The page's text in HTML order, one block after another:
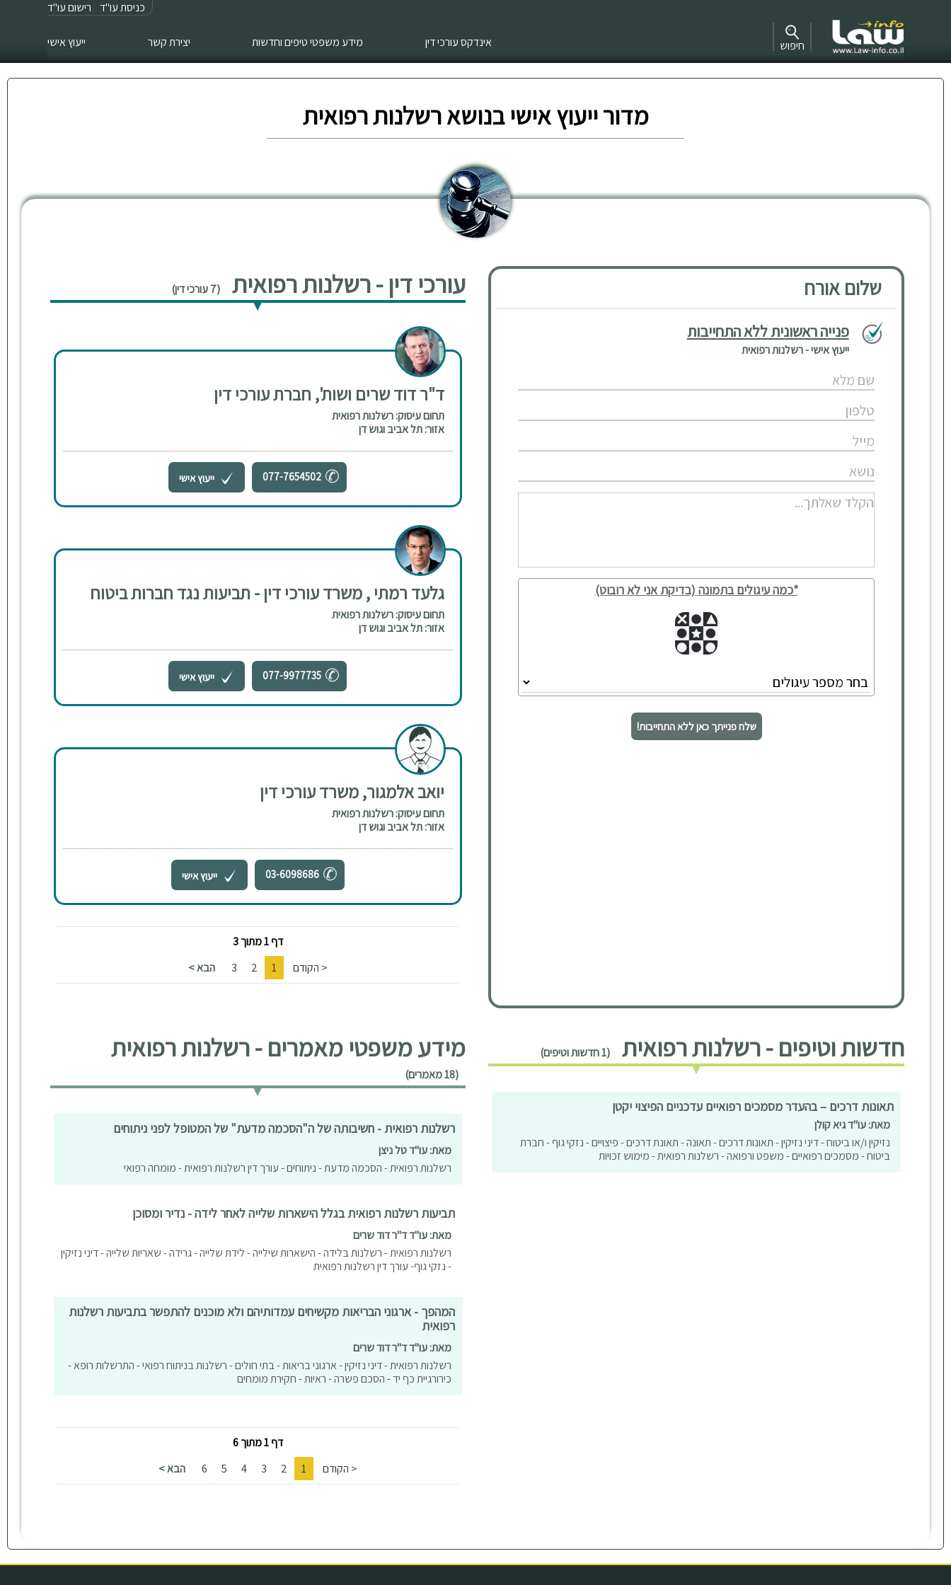
כניסת עו"ד רישום עו"ד
אינדקס עורכי דין מידע משפטי טיפים וחדשות יצירת קשר ייעוץ אישי חיפוש
מדור ייעוץ אישי בנושא רשלנות רפואית
שלום אורח
פנייה ראשונית ללא התחייבות
ייעוץ אישי - רשלנות רפואית
*כמה עיגולים בתמונה (בדיקת אני לא רובוט)
שלח פנייתך כאן ללא התחייבות!
עורכי דין - רשלנות רפואית (7 עורכי דין)
ד"ר דוד שרים ושות', חברת עורכי דין
תחום עיסוק: רשלנות רפואית
אזור: תל אביב וגוש דן
077-7654502 ייעוץ אישי
גלעד רמתי , משרד עורכי דין - תביעות נגד חברות ביטוח
תחום עיסוק: רשלנות רפואית
אזור: תל אביב וגוש דן
077-9977735 ייעוץ אישי
יואב אלמגור, משרד עורכי דין
תחום עיסוק: רשלנות רפואית
אזור: תל אביב וגוש דן
03-6098686 ייעוץ אישי
דף 1 מתוך 3
< הקודם
1
2
3 הבא >
חדשות וטיפים - רשלנות רפואית (1 חדשות וטיפים)
תאונות דרכים – בהעדר מסמכים רפואיים עדכניים הפיצוי יקטן
מאת: עו"ד גיא קולן
נזיקין ו/או ביטוח - דיני נזיקין - תאונות דרכים - תאונה - תאונת דרכים - פיצויים - נזקי גוף - חברת
ביטוח - מסמכים רפואיים - משפט ורפואה - רשלנות רפואית - מימוש זכויות
מידע משפטי מאמרים - רשלנות רפואית
(18 מאמרים)
רשלנות רפואית - חשיבותה של ה"הסכמה מדעת" של המטופל לפני ניתוחים
מאת: עו"ד טל ניצן
רשלנות רפואית - הסכמה מדעת - ניתוחים - עורך דין רשלנות רפואית - מומחה רפואי
תביעות רשלנות רפואית בגלל הישארות שלייה לאחר לידה - נדיר ומסוכן
מאת: עו"ד ד"ר דוד שרים
רשלנות רפואית - רשלנות בלידה - הישארות שילייה - לידת שלייה - גרידה - שאריות שלייה - דיני נזיקין
- נזקי גוף- עורך דין רשלנות רפואית
המהפך - ארגוני הבריאות מקשיחים עמדותיהם ולא מוכנים להתפשר בתביעות רשלנות
רפואית
מאת: עו"ד ד"ר דוד שרים
רשלנות רפואית - דיני נזיקין - ארגוני בריאות - בתי חולים - רשלנות בניתוח רפואי - התרשלות רופא -
כירורגיית כף יד - הסכם פשרה - ראיות - חקירת מומחים
דף 1 מתוך 6
< הקודם
1
2
3
4
5
6 הבא >